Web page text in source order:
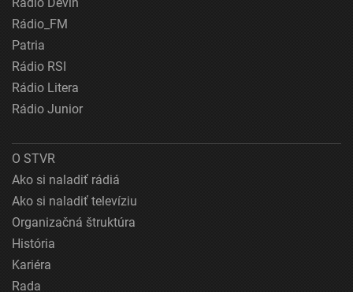
Rádio_FM
Patria
Rádio RSI
Rádio Litera
Rádio Junior
O STVR
Ako si naladiť rádiá
Ako si naladiť televíziu
Organizačná štruktúra
História
Kariéra
Rada